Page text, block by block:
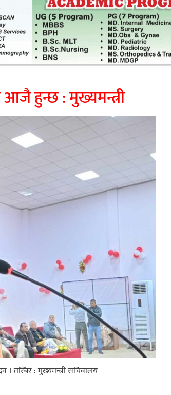
श्रीवास्तव
नदी अधिकारका ती कानुनी पाटा, जसले
बनाउँछ नदीलाई संरक्षण हकदार
हुन्छ : मुख्यमन्त्री
। तस्बिर : मुख्यमन्त्री सचिवालय